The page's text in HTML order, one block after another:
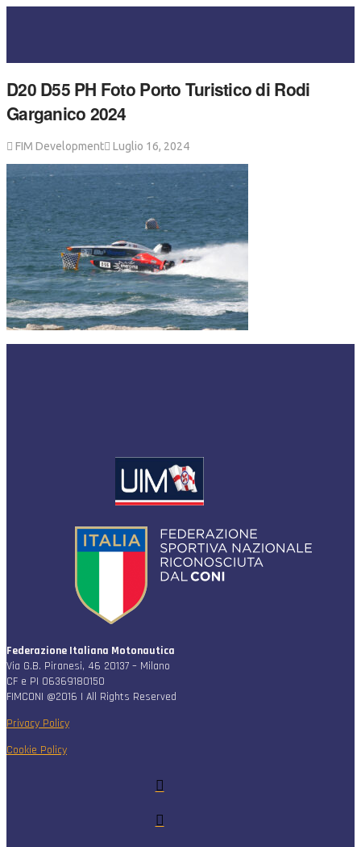
D20 D55 PH Foto Porto Turistico di Rodi
Garganico 2024
FIM Development Luglio 16, 2024
Federazione Italiana Motonautica
Via G.B. Piranesi, 46 20137 – Milano
CF e PI 06369180150
FIMCONI @2016 | All Rights Reserved
Privacy Policy
Cookie Policy